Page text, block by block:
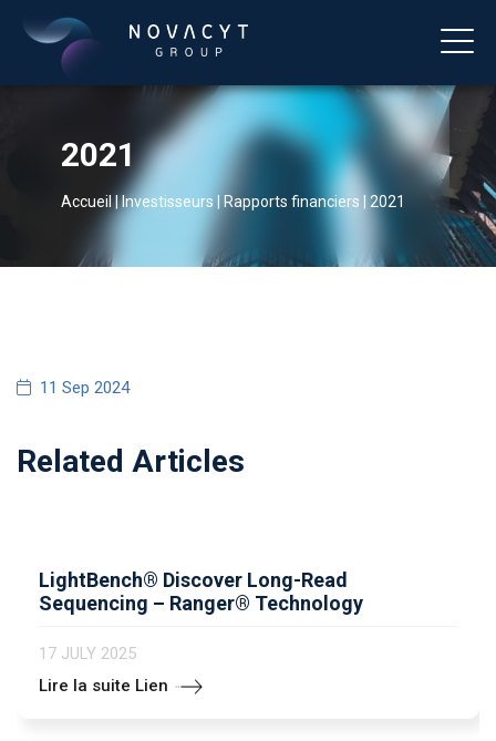
2021
Accueil|Investisseurs Rapports financiers 2021
11 Sep 2024
Related Articles
LightBench® Discover Long-Read
Sequencing – Ranger® Technology
17 JULY 2025
Lire la suite Lien